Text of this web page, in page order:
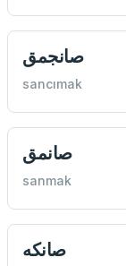
صانجمق
sancımak
صانمق
sanmak
صانكه